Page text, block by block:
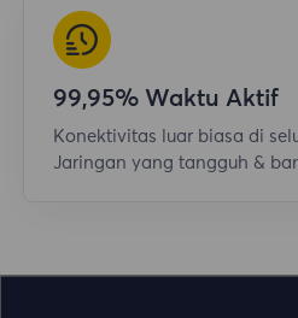
99,95% Waktu Aktif
Konektivitas luar biasa di
Jaringan yang tangguh &